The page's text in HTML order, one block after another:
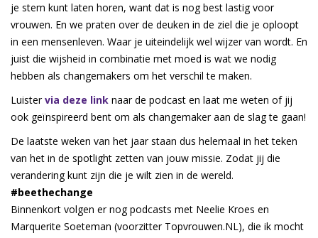
je stem kunt laten horen, want dat is nog best lastig voor
vrouwen. En we praten over de deuken in de ziel die je oploopt
in een mensenleven. Waar je uiteindelijk wel wijzer van wordt. En
juist die wijsheid in combinatie met moed is wat we nodig
hebben als changemakers om het verschil te maken.
Luistervia deze link naar de podcast en laat me weten of jij
ook geïnspireerd bent om als changemaker aan de slag te gaan!
De laatste weken van het jaar staan dus helemaal in het teken
van het in de spotlight zetten van jouw missie. Zodat jij die
verandering kunt zijn die je wilt zien in de wereld.
#beethechange
Binnenkort volgen er nog podcasts met Neelie Kroes en
Marquerite Soeteman (voorzitter Topvrouwen.NL), die ik mocht